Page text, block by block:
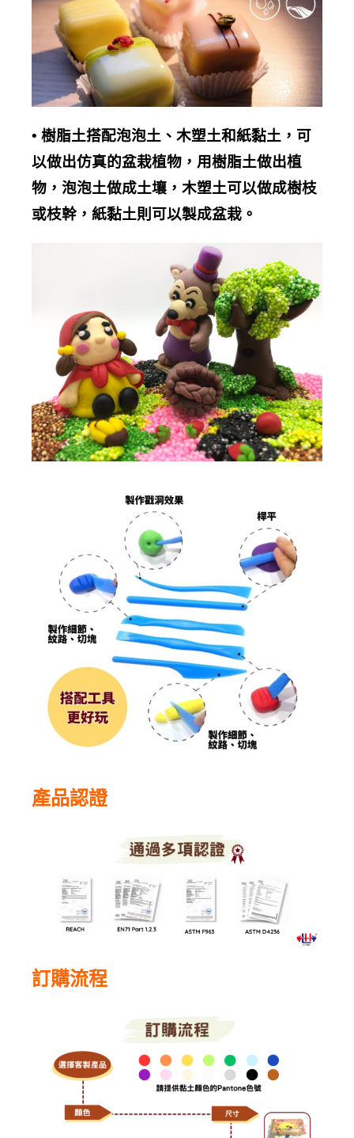
• 樹脂土搭配泡泡土、木塑土和紙黏土，可
以做出仿真的盆栽植物，用樹脂土做出植
物，泡泡土做成土壤，木塑土可以做成樹枝
或枝幹，紙黏土則可以製成盆栽。
產品認證
訂購流程